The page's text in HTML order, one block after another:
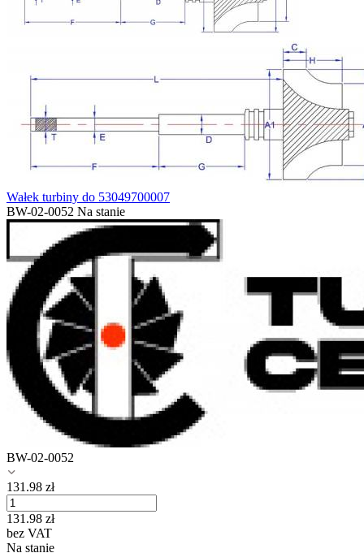
Wałek turbiny do 53049700007
BW-02-0052 Na stanie
BW-02-0052
131.98 zł
131.98 zł
bez VAT
Na stanie